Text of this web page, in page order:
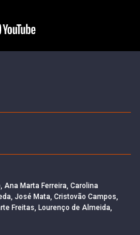
Ana Marta Ferreira, Carolina
José Mata, Cristovão Campos,
Freitas, Lourenço de Almeida,